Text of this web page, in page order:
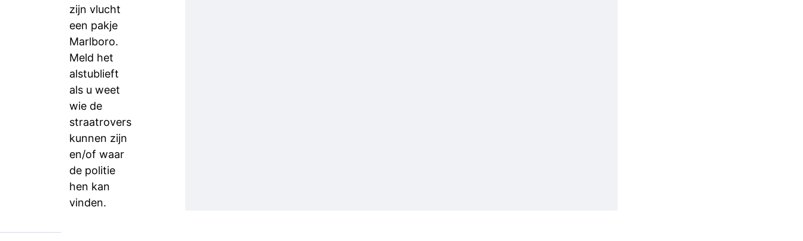
zijn vlucht
een pakje
Marlboro.
Meld het
alstublieft
als u weet
wie de
straatrovers
kunnen zijn
en/of waar
de politie
hen kan
vinden.